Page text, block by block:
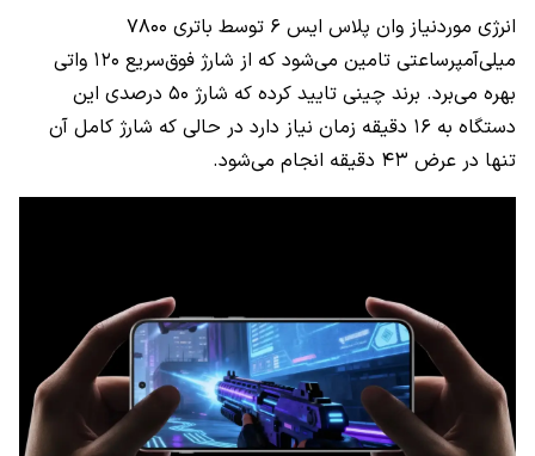
انرژی موردنیاز وان پلاس ایس ۶ توسط باتری ۷۸۰۰
میلی‌آمپرساعتی تامین می‌شود که از شارژ فوق‌سریع ۱۲۰ واتی
بهره می‌برد. برند چینی تایید کرده که شارژ ۵۰ درصدی این
دستگاه به ۱۶ دقیقه زمان نیاز دارد در حالی که شارژ کامل آن
تنها در عرض ۴۳ دقیقه انجام می‌شود.